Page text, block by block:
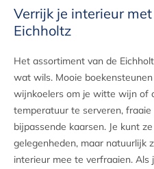
Verrijk je interieur
Eichholtz
Het assortiment van de
wat wils. Mooie
wijnkoelers om je witte wijn of
temperatuur te serveren,
bijpassende kaarsen. Je kunt
gelegenheden, maar natuurlijk
interieur mee te verfraaien. Als